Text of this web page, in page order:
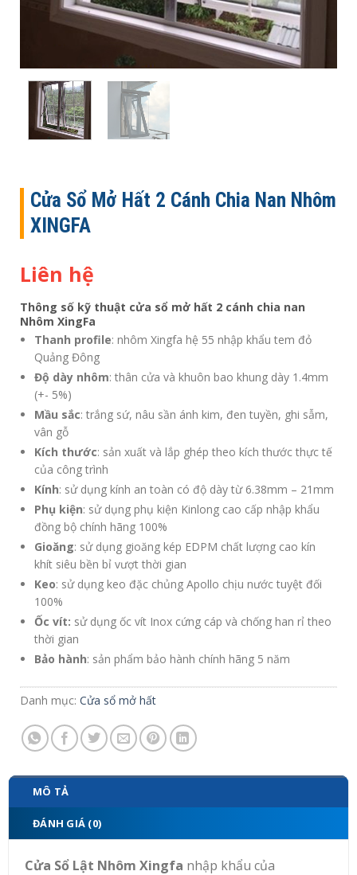
Cửa Sổ Mở Hất 2 Cánh Chia Nan Nhôm
XINGFA
Liên hệ
Thông số kỹ thuật cửa sổ mở hất 2 cánh chia nan
Nhôm XingFa
Thanh profile: nhôm Xingfa hệ 55 nhập khẩu tem đỏ
Quảng Đông
Độ dày nhôm: thân cửa và khuôn bao khung dày 1.4mm
(+- 5%)
Mầu sắc: trắng sứ, nâu sần ánh kim, đen tuyền, ghi sẫm,
vân gỗ
Kích thước: sản xuất và lắp ghép theo kích thước thực tế
của công trình
Kính: sử dụng kính an toàn có độ dày từ 6.38mm – 21mm
Phụ kiện: sử dụng phụ kiện Kinlong cao cấp nhập khẩu
đồng bộ chính hãng 100%
Gioăng: sử dụng gioăng kép EDPM chất lượng cao kín
khít siêu bền bỉ vượt thời gian
Keo: sử dụng keo đặc chủng Apollo chịu nước tuyệt đối
100%
Ốc vít: sử dụng ốc vít Inox cứng cáp và chống han rỉ theo
thời gian
Bảo hành: sản phẩm bảo hành chính hãng 5 năm
Danh mục: Cửa sổ mở hất
MÔ TẢ
ĐÁNH GIÁ (0)
Cửa Sổ Lật Nhôm Xingfa nhập khẩu của